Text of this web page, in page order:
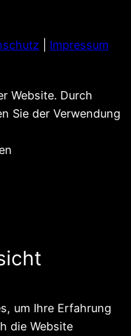
Impressum
Website. Durch
Sie der Verwendung
um Ihre Erfahrung
die Website